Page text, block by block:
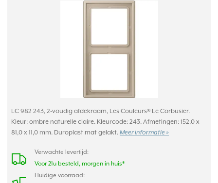
LC 982 243, 2-voudig afdekraam, Les Couleurs® Le Corbusier.
Kleur: ombre naturelle claire. Kleurcode: 243. Afmetingen: 152,0 x
81,0 x 11,0 mm. Duroplast mat gelakt. Meer informatie »
Verwachte levertijd:
Voor 21u besteld, morgen in huis*
Huidige voorraad: